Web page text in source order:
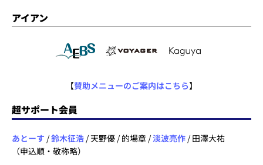
アイアン
【賛助メニューのご案内はこちら】
超サポート会員
あとーす /鈴木征浩 / 天野優 / 的場章 /淡波亮作 / 田澤大祐
（申込順・敬称略）